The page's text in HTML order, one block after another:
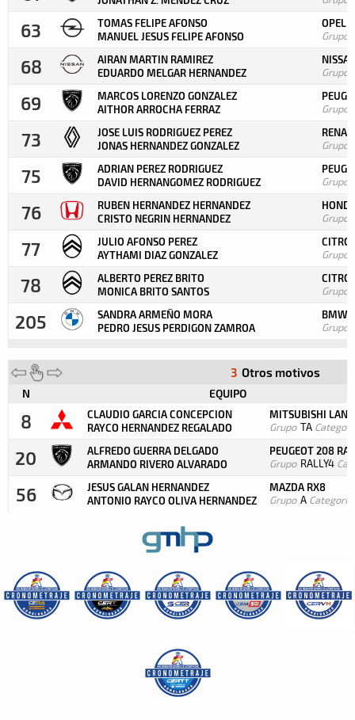
63
TOMAS FELIPE AFONSO
MANUEL JESUS FELIPE AFONSO
OPEL
Grupo
68
AIRAN MARTIN RAMIREZ
EDUARDO MELGAR HERNANDEZ
Grupo
69
MARCOS LORENZO GONZALEZ
AITHOR ARROCHA FERRAZ
Grupo
73
JOSE LUIS RODRIGUEZ PEREZ
JONAS HERNANDEZ GONZALEZ
Grupo
75
ADRIAN PEREZ RODRIGUEZ
DAVID HERNANGOMEZ RODRIGUEZ
Grupo
76
RUBEN HERNANDEZ HERNANDEZ
CRISTO NEGRIN HERNANDEZ
Grupo
77
JULIO AFONSO PEREZ
AYTHAMI DIAZ GONZALEZ
Grupo
78
ALBERTO PEREZ BRITO
MONICA BRITO SANTOS
Grupo
205
SANDRA ARMEÑO MORA
PEDRO JESUS PERDIGON ZAMROA
BMW
Grupo
3 Otros motivos
N EQUIPO
8
CLAUDIO GARCIA CONCEPCION
RAYCO HERNANDEZ REGALADO
MITSUBISHI
Grupo TA
20
ALFREDO GUERRA DELGADO
ARMANDO RIVERO ALVARADO
PEUGEOT 208
Grupo RALLY4
56
JESUS GALAN HERNANDEZ
ANTONIO RAYCO OLIVA HERNANDEZ
MAZDA RX8
Grupo A Categoría